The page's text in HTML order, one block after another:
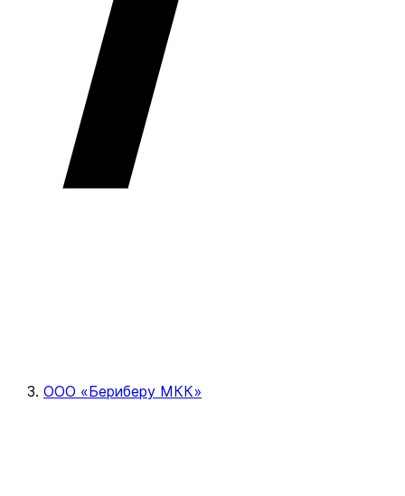
ООО «Бериберу МКК»